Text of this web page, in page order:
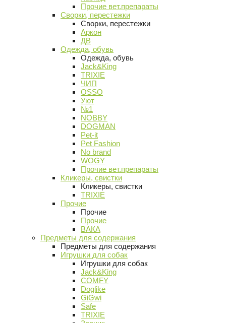
Прочие вет.препараты
Сворки, перестежки
Сворки, перестежки
Аркон
ДВ
Одежда, обувь
Одежда, обувь
Jack&King
TRIXIE
ЧИП
OSSO
Уют
№1
NOBBY
DOGMAN
Pet-it
Pet Fashion
No brand
WOGY
Прочие вет.препараты
Кликеры, свистки
Кликеры, свистки
TRIXIE
Прочие
Прочие
Прочие
ВАКА
Предметы для содержания
Предметы для содержания
Игрушки для собак
Игрушки для собак
Jack&King
COMFY
Doglike
GiGwi
Safe
TRIXIE